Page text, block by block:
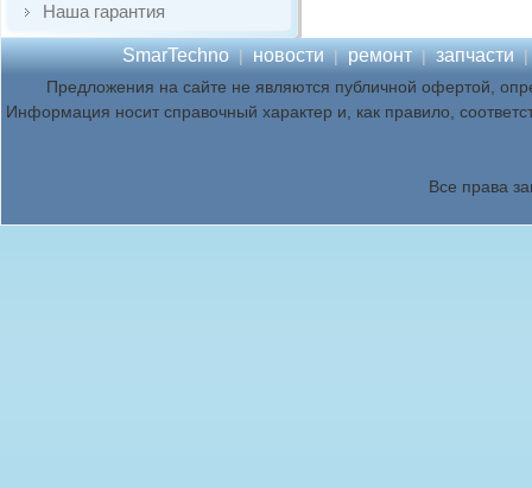
Наша гарантия
SmarTechno | новости | ремонт | запчасти |
Предложения на сайте не являются публичной офертой,
Информация носит справочный характер и, как правило,
Все права